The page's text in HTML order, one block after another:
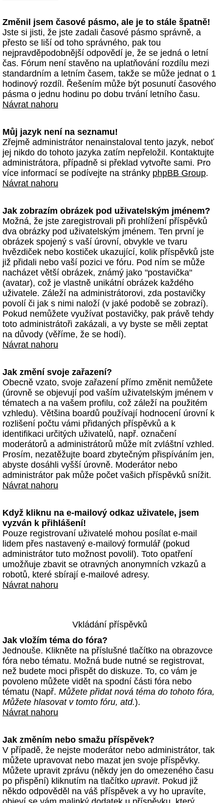
Změnil jsem časové pásmo, ale je to stále špatně!
Jste si jisti, že jste zadali časové pásmo správně, a
přesto se liší od toho správného, pak tou
nejpravděpodobnější odpovědí je, že se jedná o letní
čas. Fórum není stavěno na uplatňování rozdílu mezi
standardním a letním časem, takže se může jednat o 1
hodinový rozdíl. Řešením může být posunutí časového
pásma o jednu hodinu po dobu trvání letního času.
Návrat nahoru
Můj jazyk není na seznamu!
Zřejmě administrátor nenainstaloval tento jazyk, neboť
jej nikdo do tohoto jazyka zatím nepřeložil. Kontaktujte
administrátora, případně si překlad vytvořte sami. Pro
více informací se podívejte na stránky phpBB Group.
Návrat nahoru
Jak zobrazím obrázek pod uživatelským jménem?
Možná, že jste zaregistrovali při prohlížení příspěvků
dva obrázky pod uživatelským jménem. Ten první je
obrázek spojený s vaší úrovní, obvykle ve tvaru
hvězdiček nebo kostiček ukazující, kolik příspěvků jste
již přidali nebo vaší pozici ve fóru. Pod ním se může
nacházet větší obrázek, známý jako "postavička"
(avatar), což je vlastně unikátní obrázek každého
uživatele. Záleží na administrátorovi, zda postavičky
povolí či jak s nimi naloží (v jaké podobě se zobrazí).
Pokud nemůžete využívat postavičky, pak právě tehdy
toto administrátoři zakázali, a vy byste se měli zeptat
na důvody (věříme, že se hodí).
Návrat nahoru
Jak změní svoje zařazení?
Obecně vzato, svoje zařazení přímo změnit nemůžete
(úrovně se objevují pod vaším uživatelským jménem v
tématech a na vašem profilu, což záleží na použitém
vzhledu). Většina boardů používají hodnocení úrovní k
rozlišení počtu vámi přidaných příspěvků a k
identifikaci určitých uživatelů, např. označení
moderátorů a administrátorů může mít zvláštní vzhled.
Prosím, nezatěžujte board zbytečným přispíváním jen,
abyste dosáhli vyšší úrovně. Moderátor nebo
administrátor pak může počet vašich příspěvků snížit.
Návrat nahoru
Když kliknu na e-mailový odkaz uživatele, jsem
vyzván k přihlášení!
Pouze registrovaní uživatelé mohou posílat e-mail
lidem přes nastavený e-mailový formulář (pokud
administrátor tuto možnost povolil). Toto opatření
umožňuje zbavit se otravných anonymních vzkazů a
robotů, které sbírají e-mailové adresy.
Návrat nahoru
Vkládání příspěvků
Jak vložím téma do fóra?
Jednouše. Klikněte na příslušné tlačítko na obrazovce
fóra nebo tématu. Možná bude nutné se registrovat,
než budete moci přispět do diskuze. To, co vám je
povoleno můžete vidět na spodní části fóra nebo
tématu (Např. Můžete přidat nová téma do tohoto fóra,
Můžete hlasovat v tomto fóru, atd.).
Návrat nahoru
Jak změním nebo smažu příspěvek?
V případě, že nejste moderátor nebo administrátor, tak
můžete upravovat nebo mazat jen svoje příspěvky.
Můžete upravit zprávu (někdy jen do omezeného času
po přispění) kliknutím na tlačítko upravit. Pokud již
někdo odpověděl na váš příspěvek a vy ho upravíte,